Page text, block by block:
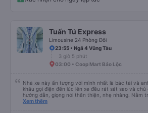
Tuấn Tú Express
Limousine 24 Phòng Đôi
23:55 • Ngã 4 Vũng Tàu
3 giờ 5 phút
03:00 • Coop Mart Bảo Lộc
Nhà xe này ấn tượng với mình nhất là bác tài và anh
khâu gọi điện đến lúc lên xe đều rát sát sao và chủ
hướng dẫn, giọng nói thân thiện, nhẹ nhàng. Nằm trên xe cũng khá thoải
mái, chăn nệm nước suối đầy đủ. Chuyến xe của
Xem thêm